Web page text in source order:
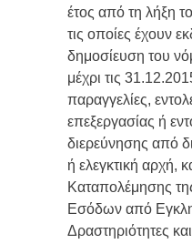
έτος από τη λήξη
τις οποίες έχουν
δημοσίευση του
μέχρι τις
παραγγελίες,
επεξεργασίας ή
διερεύνησης από
ή ελεγκτική αρχή,
Καταπολέμησης
Εσόδων από
Δραστηριότητες